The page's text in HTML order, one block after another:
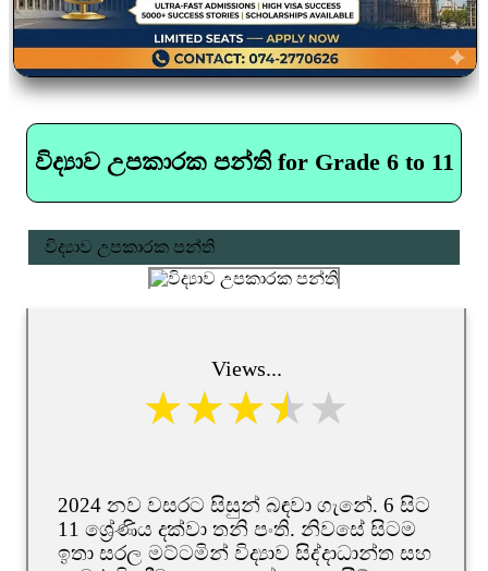
විද්‍යාව උපකාරක පන්ති for Grade 6 to 11
විද්‍යාව උපකාරක පන්ති
Views...
2024 නව වසරට සිසුන් බඳවා ගැනේ. 6 සිට
11 ශ්‍රේණිය දක්වා තනි පංති. නිවසේ සිටම
ඉතා සරල මට්ටමින් විද්‍යාව සිද්දාධාන්ත සහ